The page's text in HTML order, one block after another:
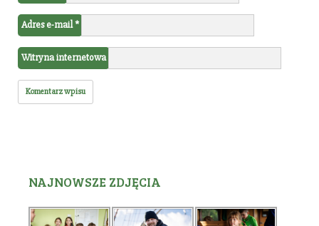
Adres e-mail*
Witryna internetowa
NAJNOWSZE ZDJĘCIA